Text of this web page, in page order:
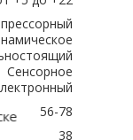
Сенсорное
56-78
38